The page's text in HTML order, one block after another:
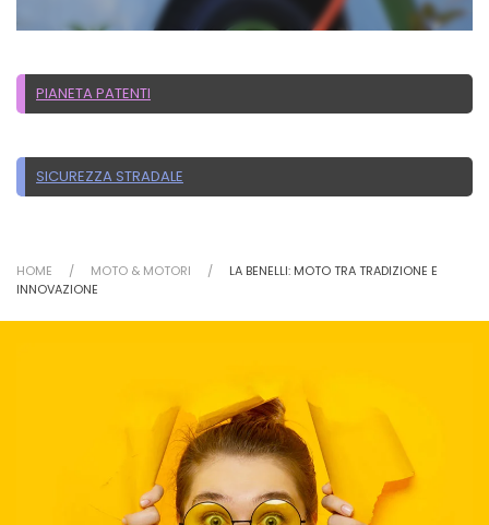
PIANETA PATENTI
SICUREZZA STRADALE
HOME MOTO & MOTORI
LA BENELLI: MOTO TRA TRADIZIONE E
INNOVAZIONE